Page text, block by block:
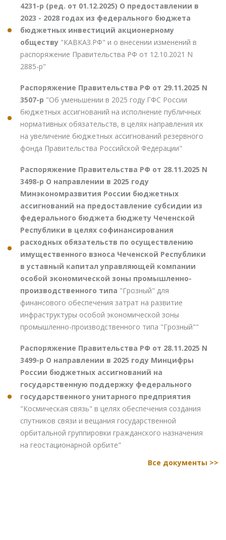
4231-р (ред. от 01.12.2025) О предоставлении в
2023 - 2028 годах из федерального бюджета
бюджетных инвестиций акционерному
обществу "КАВКАЗ.РФ" и о внесении изменений в
распоряжение Правительства РФ от 12.10.2021 N
2885-р"
Распоряжение Правительства РФ от 29.11.2025 N
3507-р "Об уменьшении в 2025 году ГФС России
бюджетных ассигнований на исполнение публичных
нормативных обязательств, в целях направления их
на увеличение бюджетных ассигнований резервного
фонда Правительства Российской Федерации"
Распоряжение Правительства РФ от 28.11.2025 N
3498-р О направлении в 2025 году
Минэкономразвития России бюджетных
ассигнований на предоставление субсидии из
федерального бюджета бюджету Чеченской
Республики в целях софинансирования
расходных обязательств по осуществлению
имущественного взноса Чеченской Республики
в уставный капитал управляющей компании
особой экономической зоны промышленно-
производственного типа "Грозный" для
финансового обеспечения затрат на развитие
инфраструктуры особой экономической зоны
промышленно-производственного типа "Грозный""
Распоряжение Правительства РФ от 28.11.2025 N
3499-р О направлении в 2025 году Минцифры
России бюджетных ассигнований на
государственную поддержку федерального
государственного унитарного предприятия
"Космическая связь" в целях обеспечения создания
спутников связи и вещания государственной
орбитальной группировки гражданского назначения
на геостационарной орбите"
Все документы >>